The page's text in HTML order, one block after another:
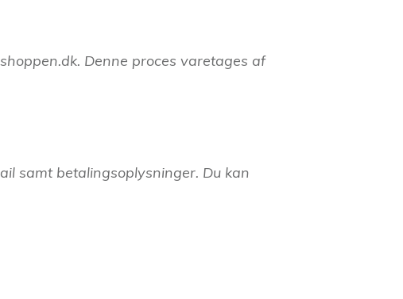
Denne proces varetages af
samt betalingsoplysninger. Du kan